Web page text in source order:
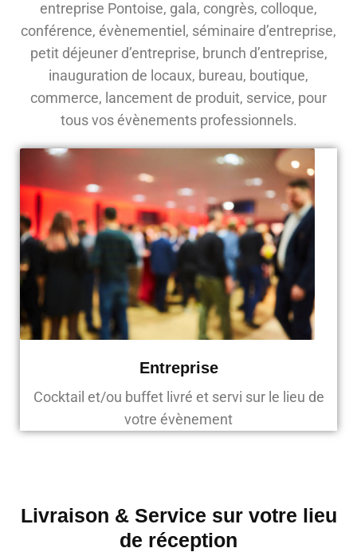
entreprise Pontoise, gala, congrès, colloque,
conférence, évènementiel, séminaire d’entreprise,
petit déjeuner d’entreprise, brunch d’entreprise,
inauguration de locaux, bureau, boutique,
commerce, lancement de produit, service, pour
tous vos évènements professionnels.
Entreprise
Cocktail et/ou buffet livré et servi sur le lieu de
votre évènement
Livraison & Service sur votre lieu
de réception